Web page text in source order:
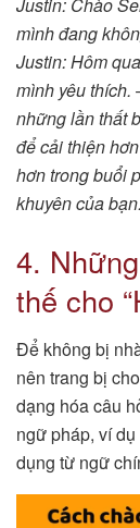
mình đang
Justin: Hôm
mình yêu thích.
những lần thất
để cải thiện
hơn trong buổi
khuyên của
4.
thế cho
Để không bị
nên trang bị
dạng hóa câu
ngữ pháp, ví
dụng từ ngữ